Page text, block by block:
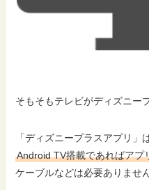
そもそもテレビがディズニー
「ディズニープラスアプリ」
Android TV搭載であればアプ
ケーブルなどは必要ありません